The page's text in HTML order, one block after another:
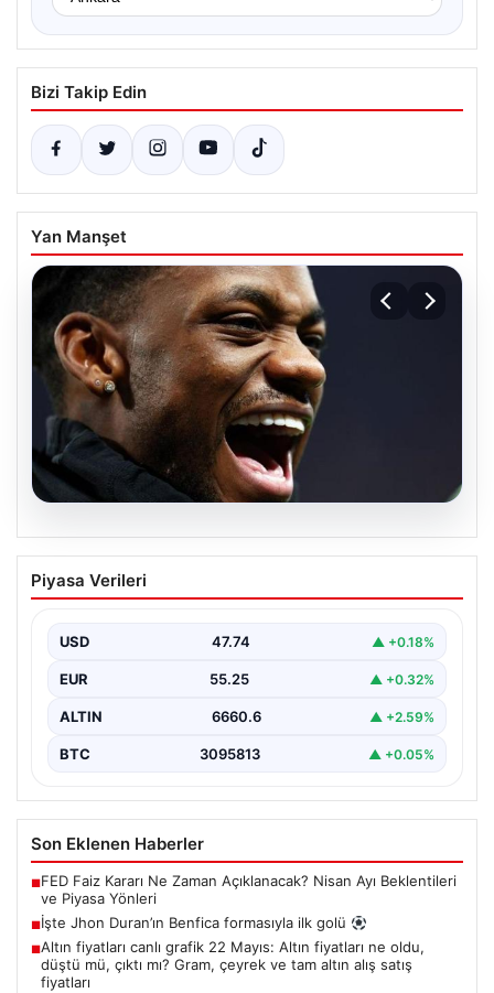
Bizi Takip Edin
Yan Manşet
07.08.2026
İşte Jhon Duran’ın Benfica formasıyla
ilk golü
Piyasa Verileri
USD 47.74 ▲ +0.18%
EUR 55.25 ▲ +0.32%
ALTIN 6660.6 ▲ +2.59%
BTC 3095813 ▲ +0.05%
Son Eklenen Haberler
■FED Faiz Kararı Ne Zaman Açıklanacak? Nisan Ayı Beklentileri
ve Piyasa Yönleri
■İşte Jhon Duran’ın Benfica formasıyla ilk golü
■Altın fiyatları canlı grafik 22 Mayıs: Altın fiyatları ne oldu,
düştü mü, çıktı mı? Gram, çeyrek ve tam altın alış satış
fiyatları